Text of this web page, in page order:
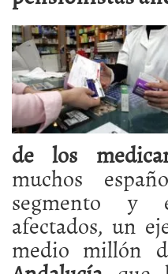
de los
muchos
segmento y
afectados, un
medio millón